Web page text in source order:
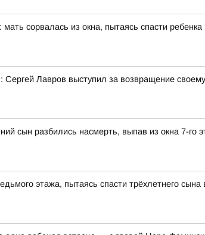
сорвалась из окна, пытаясь спасти ребенка
Лавров выступил за возвращение
сын разбились насмерть, выпав из окна 7-го
этажа, пытаясь спасти трёхлетнего